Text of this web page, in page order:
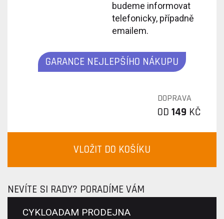
budeme informovat
telefonicky, případně
emailem.
GARANCE NEJLEPŠÍHO NÁKUPU
DOPRAVA
OD 149 KČ
VLOŽIT DO KOŠÍKU
NEVÍTE SI RADY? PORADÍME VÁM
CYKLOADAM PRODEJNA